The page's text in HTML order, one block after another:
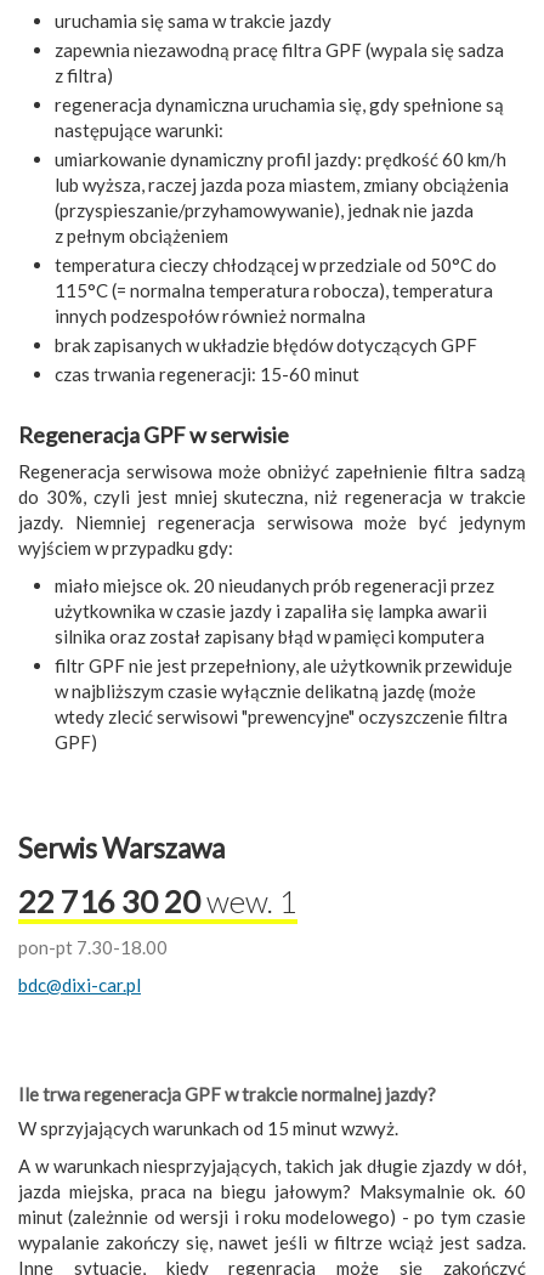
uruchamia się sama w trakcie jazdy
zapewnia niezawodną pracę filtra GPF (wypala się sadza
z filtra)
regeneracja dynamiczna uruchamia się, gdy spełnione są
następujące warunki:
umiarkowanie dynamiczny profil jazdy: prędkość 60 km/h
lub wyższa, raczej jazda poza miastem, zmiany obciążenia
(przyspieszanie/przyhamowywanie), jednak nie jazda
z pełnym obciążeniem
temperatura cieczy chłodzącej w przedziale od 50°C do
115°C (= normalna temperatura robocza), temperatura
innych podzespołów również normalna
brak zapisanych w układzie błędów dotyczących GPF
czas trwania regeneracji: 15-60 minut
Regeneracja GPF w serwisie
Regeneracja serwisowa może obniżyć zapełnienie filtra sadzą
do 30%, czyli jest mniej skuteczna, niż regeneracja w trakcie
jazdy. Niemniej regeneracja serwisowa może być jedynym
wyjściem w przypadku gdy:
miało miejsce ok. 20 nieudanych prób regeneracji przez
użytkownika w czasie jazdy i zapaliła się lampka awarii
silnika oraz został zapisany błąd w pamięci komputera
filtr GPF nie jest przepełniony, ale użytkownik przewiduje
w najbliższym czasie wyłącznie delikatną jazdę (może
wtedy zlecić serwisowi "prewencyjne" oczyszczenie filtra
GPF)
Serwis Warszawa
22 716 30 20wew. 1
pon-pt 7.30-18.00
bdc@dixi-car.pl
Ile trwa regeneracja GPF w trakcie normalnej jazdy?
W sprzyjających warunkach od 15 minut wzwyż.
A w warunkach niesprzyjających, takich jak długie zjazdy w dół,
jazda miejska, praca na biegu jałowym? Maksymalnie ok. 60
minut (zależnnie od wersji i roku modelowego) - po tym czasie
wypalanie zakończy się, nawet jeśli w filtrze wciąż jest sadza.
Inne sytuacje, kiedy regenracja może się zakończyć